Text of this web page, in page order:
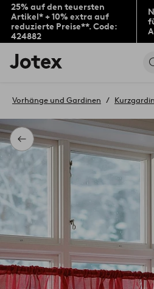
25% auf den teuersten
Artikel* + 10% extra auf
reduzierte Preise**. Code:
424882
Jotex-
Logo
Startseite
Zurück
Vorhänge und Gardinen